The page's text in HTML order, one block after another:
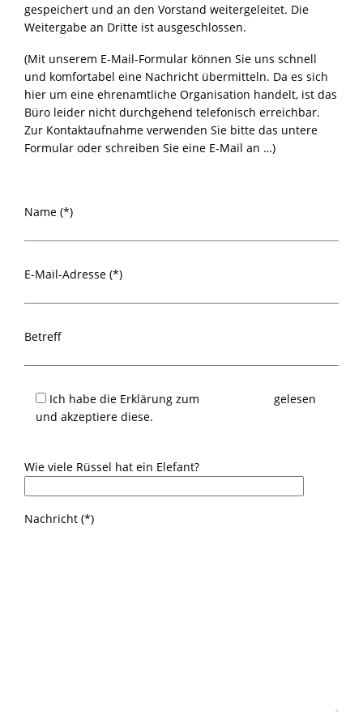
gespeichert und an den Vorstand weitergeleitet. Die
Weitergabe an Dritte ist ausgeschlossen.
(Mit unserem E-Mail-Formular können Sie uns schnell
und komfortabel eine Nachricht übermitteln. Da es sich
hier um eine ehrenamtliche Organisation handelt, ist das
Büro leider nicht durchgehend telefonisch erreichbar.
Zur Kontaktaufnahme verwenden Sie bitte das untere
Formular oder schreiben Sie eine E-Mail an …)
Name (*)
E-Mail-Adresse (*)
Betreff
Ich habe die Erklärung zum
gelesen
und akzeptiere diese.
Wie viele Rüssel hat ein Elefant?
Nachricht (*)